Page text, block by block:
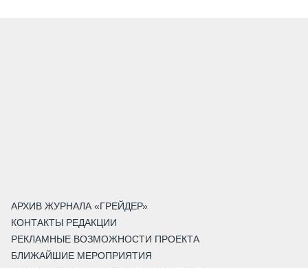
АРХИВ ЖУРНАЛА «ГРЕЙДЕР»
КОНТАКТЫ РЕДАКЦИИ
РЕКЛАМНЫЕ ВОЗМОЖНОСТИ ПРОЕКТА
БЛИЖАЙШИЕ МЕРОПРИЯТИЯ